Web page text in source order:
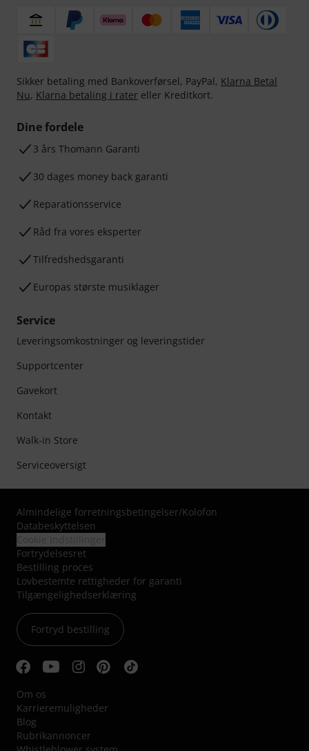
Sikker betaling med Bankoverførsel, PayPal, Klarna Betal
Nu, Klarna betaling i rater eller Kreditkort.
Dine fordele
3 års Thomann Garanti
30 dages money back garanti
Reparationsservice
Råd fra vores eksperter
Tilfredshedsgaranti
Europas største musiklager
Service
Leveringsomkostninger og leveringstider
Supportcenter
Gavekort
Kontakt
Walk-in Store
Serviceoversigt
Almindelige forretningsbetingelser/Kolofon
Databeskyttelsen
Fortrydelsesret
Bestilling proces
Lovbestemte rettigheder for garanti
Tilgængelighedserklæring
Fortryd bestilling
Om os
Karrieremuligheder
Blog
Rubrikannoncer